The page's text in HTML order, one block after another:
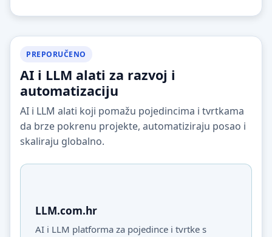
PREPORUČENO
AI i LLM alati za razvoj i
automatizaciju
AI i LLM alati koji pomažu pojedincima i tvrtkama
da brze pokrenu projekte, automatiziraju posao i
skaliraju globalno.
LLM.com.hr
AI i LLM platforma za pojedince i tvrtke s